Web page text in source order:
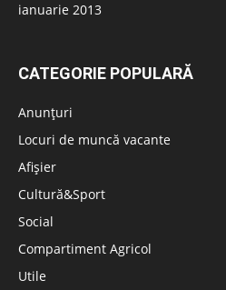
ianuarie 2013
CATEGORIE POPULARĂ
Anunțuri
Locuri de muncă vacante
Afișier
Cultură&Sport
Social
Compartiment Agricol
Utile